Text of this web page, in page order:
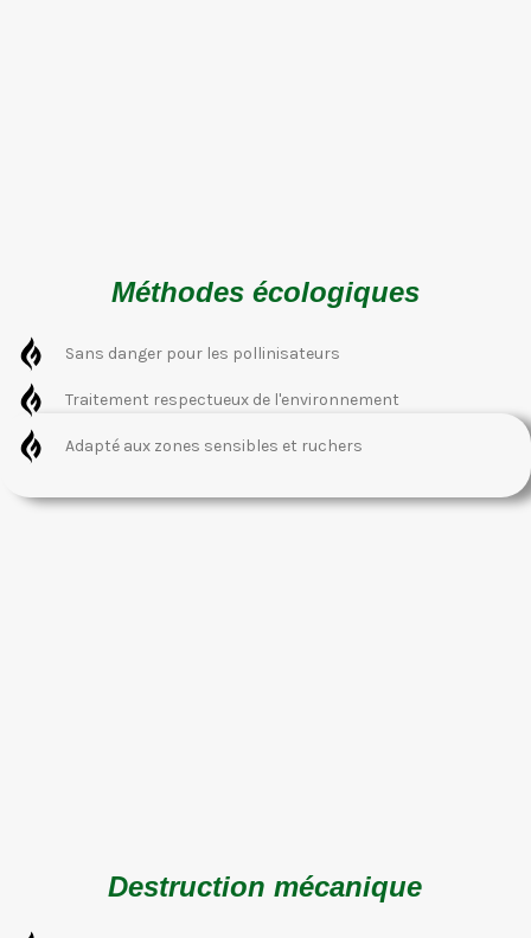
Méthodes écologiques
Sans danger pour les pollinisateurs
Traitement respectueux de l'environnement
Adapté aux zones sensibles et ruchers
Destruction mécanique